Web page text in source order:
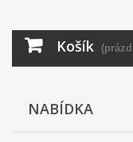
Košík
NABÍDKA